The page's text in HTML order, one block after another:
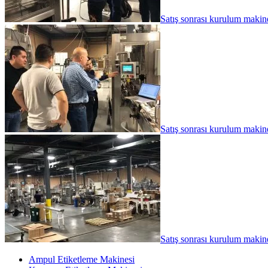
Satış sonrası kurulum
Satış sonrası kurulum
Satış sonrası kurulum
Ampul Etiketleme Makinesi